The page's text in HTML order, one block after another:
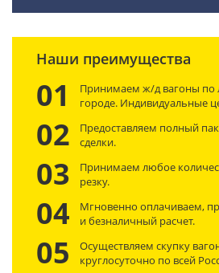
Наши преимущества
01
Принимаем ж/д вагоны
городе. Индивидуальные
02
Предоставляем полный
сделки.
03
Принимаем любое
резку.
04
Мгновенно оплачиваем,
и безналичный расчет.
05
Осуществляем скупку
круглосуточно по всей